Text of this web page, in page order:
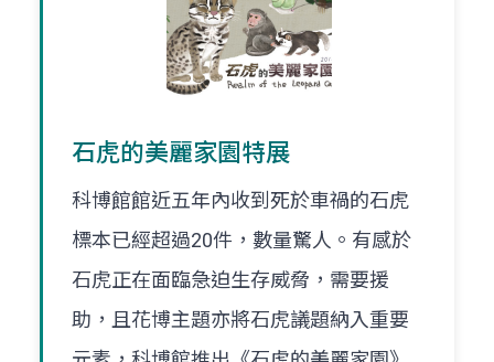
石虎的美麗家園特展
科博館館近五年內收到死於車禍的石虎
標本已經超過20件，數量驚人。有感於
石虎正在面臨急迫生存威脅，需要援
助，且花博主題亦將石虎議題納入重要